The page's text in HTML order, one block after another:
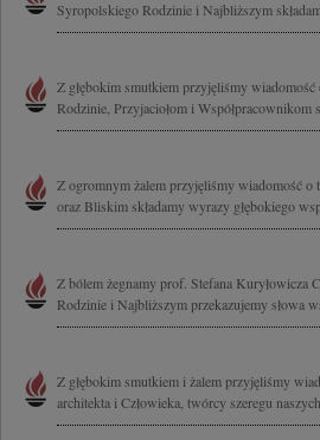
Syropolskiego Rodzinie i Najbliższym
Z głębokim smutkiem przyjęliśmy wiadomość
Rodzinie, Przyjaciołom i Współpracownikom
Z ogromnym żalem przyjęliśmy wiadomość o
oraz Bliskim składamy wyrazy głębokiego
Z bólem żegnamy prof. Stefana Kuryłowicza
Rodzinie i Najbliższym przekazujemy słowa
Z głębokim smutkiem i żalem przyjęliśmy
architekta i Człowieka, twórcy szeregu